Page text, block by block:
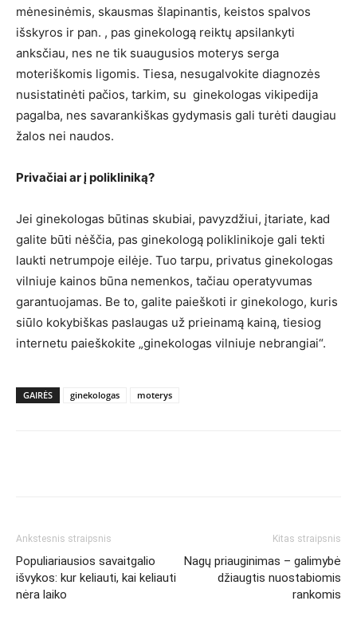
mėnesinėmis, skausmas šlapinantis, keistos spalvos
išskyros ir pan. , pas ginekologą reiktų apsilankyti
anksčiau, nes ne tik suaugusios moterys serga
moteriškomis ligomis. Tiesa, nesugalvokite diagnozės
nusistatinėti pačios, tarkim, su ginekologas vikipedija
pagalba, nes savarankiškas gydymasis gali turėti daugiau
žalos nei naudos.
Privačiai ar į polikliniką?
Jei ginekologas būtinas skubiai, pavyzdžiui, įtariate, kad
galite būti nėščia, pas ginekologą poliklinikoje gali tekti
laukti netrumpoje eilėje. Tuo tarpu, privatus ginekologas
vilniuje kainos būna nemenkos, tačiau operatyvumas
garantuojamas. Be to, galite paieškoti ir ginekologo, kuris
siūlo kokybiškas paslaugas už prieinamą kainą, tiesiog
internetu paieškokite „ginekologas vilniuje nebrangiai“.
GAIRĖS ginekologas moterys
Ankstesnis straipsnis
Populiariausios savaitgalio
išvykos: kur keliauti, kai keliauti
nėra laiko
Kitas straipsnis
Nagų priauginimas – galimybė
džiaugtis nuostabiomis
rankomis